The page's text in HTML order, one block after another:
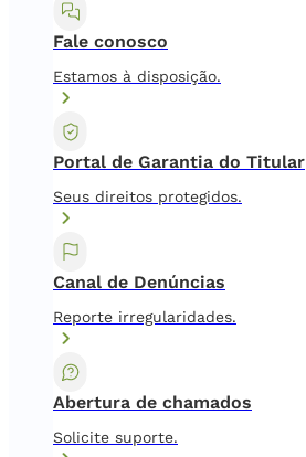
Fale conosco
Estamos à disposição.
Portal de Garantia do Titular
Seus direitos protegidos.
Canal de Denúncias
Reporte irregularidades.
Abertura de chamados
Solicite suporte.